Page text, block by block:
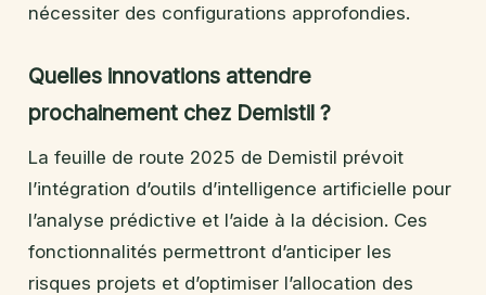
nécessiter des configurations approfondies.
Quelles innovations attendre
prochainement chez Demistil ?
La feuille de route 2025 de Demistil prévoit
l’intégration d’outils d’intelligence artificielle pour
l’analyse prédictive et l’aide à la décision. Ces
fonctionnalités permettront d’anticiper les
risques projets et d’optimiser l’allocation des